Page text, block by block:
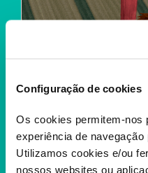
Configuração de cookies
Os cookies permitem-nos
experiência de
Utilizamos cookies e/ou
nossos websites ou